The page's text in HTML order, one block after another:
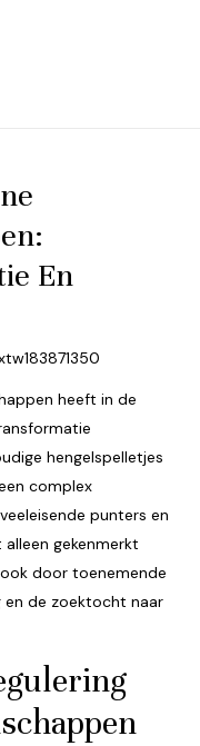
En
heeft in de
hengelspelletjes
complex
punters en
gekenmerkt
door toenemende
en de zoektocht naar